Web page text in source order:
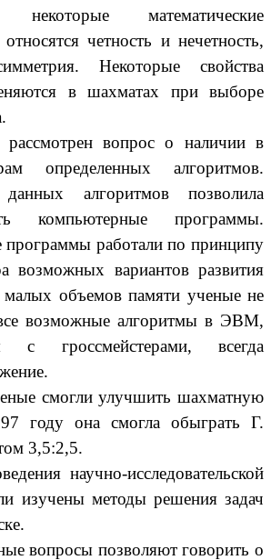
некоторые математические
четность и нечетность,
Некоторые свойства
в шахматах при выборе
вопрос о наличии в
определенных алгоритмов.
данных алгоритмов позволила
компьютерные программы.
программы работали по принципу
возможных вариантов развития
объемов памяти ученые не
возможные алгоритмы в ЭВМ,
с гроссмейстерами, всегда
смогли улучшить шахматную
году она смогла обыграть Г.
3,5:2,5.
научно-исследовательской
изучены методы решения задач
вопросы позволяют говорить о